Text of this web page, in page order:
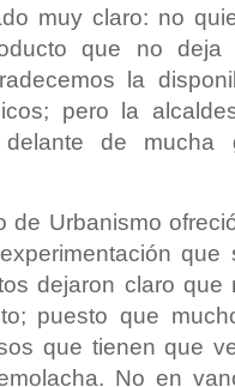
muy claro: no
que no
la
pero la
de mucha
de Urbanismo
dejaron claro
puesto que
que tienen que
No en